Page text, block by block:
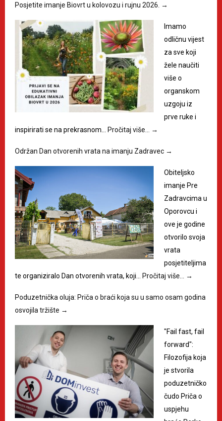
Posjetite imanje Biovrt u kolovozu i rujnu 2026. →
Imamo
odličnu vijest
za sve koji
žele naučiti
više o
organskom
uzgoju iz
prve ruke i
inspirirati se na prekrasnom… Pročitaj više… →
Održan Dan otvorenih vrata na imanju Zadravec →
Obiteljsko
imanje Pre
Zadravcima u
Oporovcu i
ove je godine
otvorilo svoja
vrata
posjetiteljima
te organiziralo Dan otvorenih vrata, koji… Pročitaj više… →
Poduzetnička oluja: Priča o braći koja su u samo osam godina
osvojila tržište →
"Fail fast, fail
forward":
Filozofija koja
je stvorila
poduzetničko
čudo Priča o
uspjehu